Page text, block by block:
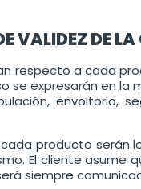
VALIDEZ DE
respecto a cada
se expresarán en la
envoltorio,
producto
El cliente asume
siempre